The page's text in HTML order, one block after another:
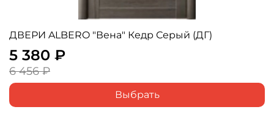
ДВЕРИ ALBERO "Вена" Кедр Серый (ДГ)
5 380 ₽
6 456 ₽
Выбрать